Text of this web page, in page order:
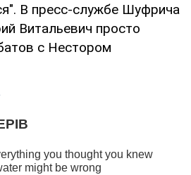
В пресс-службе Шуфрича
Витальевич просто
с Нестором